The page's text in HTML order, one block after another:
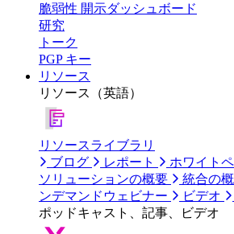
脆弱性 開示ダッシュボード
研究
トーク
PGP キー
リソース
リソース（英語）
リソースライブラリ
ブログ
レポート ホワイト
ソリューションの概要
統合の
ンデマンドウェビナー
ビデオ
ポッドキャスト、記事、ビデオ